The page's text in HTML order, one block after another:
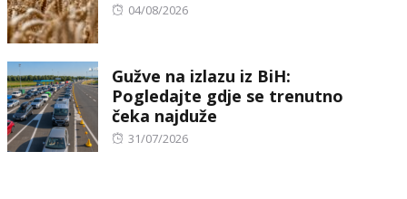
Posted
04/08/2026
Gužve na izlazu iz BiH:
Pogledajte gdje se trenutno
čeka najduže
Posted
31/07/2026